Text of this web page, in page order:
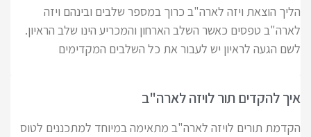
הליך הוצאת ויזה לארה"ב כרוך במספר שלבים ובינהם ויזה
לארה"ב טפסים כאשר השלב הארחון והמכריע הינו שלב הראיון.
לשם הגעה לראיון יש לעבור את כל השלבים המקדימים
איך להקדים תור לויזה לארה"ב
הקדמת תורים לויזה לארה"ב מתאימה במיוחד למתכננים לטוס